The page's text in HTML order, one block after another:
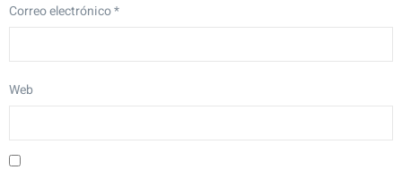
Correo electrónico*
Web